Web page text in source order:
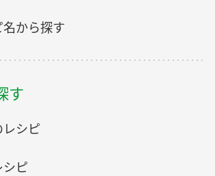
名から探す
す
レシピ
シピ